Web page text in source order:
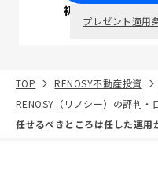
初回面談で
プレゼント適用
TOP RENOSY不動産投資
RENOSY（リノシー）の評判・
任せるべきところは任した運用